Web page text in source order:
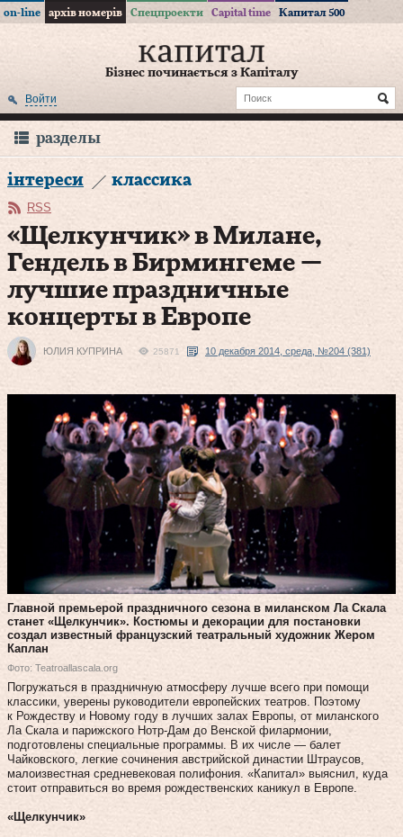
on-line архів номерів Спецпроекти Capital time Капитал 500
Бізнес починається з Капіталу
Войти
разделы
інтереси классика
RSS
«Щелкунчик» в Милане,
Гендель в Бирмингеме —
лучшие праздничные
концерты в Европе
ЮЛИЯ КУПРИНА 25871 10 декабря 2014, среда, №204 (381)
Главной премьерой праздничного сезона в миланском Ла Скала
станет «Щелкунчик». Костюмы и декорации для постановки
создал известный французский театральный художник Жером
Каплан
Фото: Teatroallascala.org
Погружаться в праздничную атмосферу лучше всего при помощи
классики, уверены руководители европейских театров. Поэтому
к Рождеству и Новому году в лучших залах Европы, от миланского
Ла Скала и парижского Нотр-Дам до Венской филармонии,
подготовлены специальные программы. В их числе — балет
Чайковского, легкие сочинения австрийской династии Штраусов,
малоизвестная средневековая полифония. «Капитал» выяснил, куда
стоит отправиться во время рождественских каникул в Европе.
«Щелкунчик»